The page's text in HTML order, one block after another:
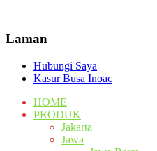
Laman
Hubungi Saya
Kasur Busa Inoac
HOME
PRODUK
Jakarta
Jawa